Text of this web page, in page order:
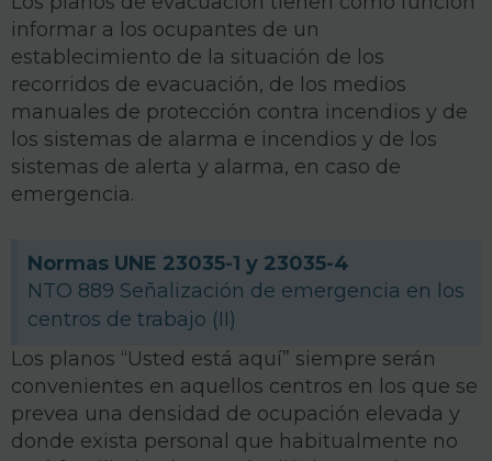
informar a los ocupantes de un
establecimiento de la situación de los
recorridos de evacuación, de los medios
manuales de protección contra incendios y de
los sistemas de alarma e incendios y de los
sistemas de alerta y alarma, en caso de
emergencia.
Normas UNE 23035-1 y 23035-4
NTO 889 Señalización de emergencia en los
centros de trabajo (II)
Los planos “Usted está aquí” siempre serán
conve­nientes en aquellos centros en los que se
prevea una densidad de ocupación elevada y
donde exista personal que habitualmente no